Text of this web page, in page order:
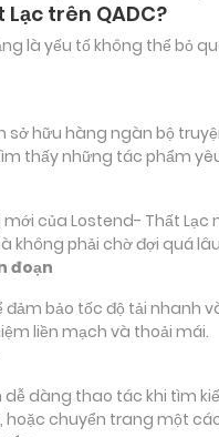
trên QADC?
là yếu tố không thể bỏ
hữu hàng ngàn bộ
thấy những tác phẩm
của Lostend- Thất Lạc
không phải chờ đợi quá
đoạn
đảm bảo tốc độ tải
liền mạch và thoải mái.
dễ dàng thao tác khi tìm
hoặc chuyển trang một